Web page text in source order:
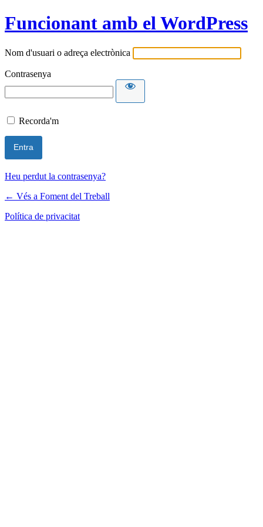
Funcionant amb el WordPress
Nom d'usuari o adreça electrònica
Contrasenya
Recorda'm
Heu perdut la contrasenya?
← Vés a Foment del Treball
Política de privacitat